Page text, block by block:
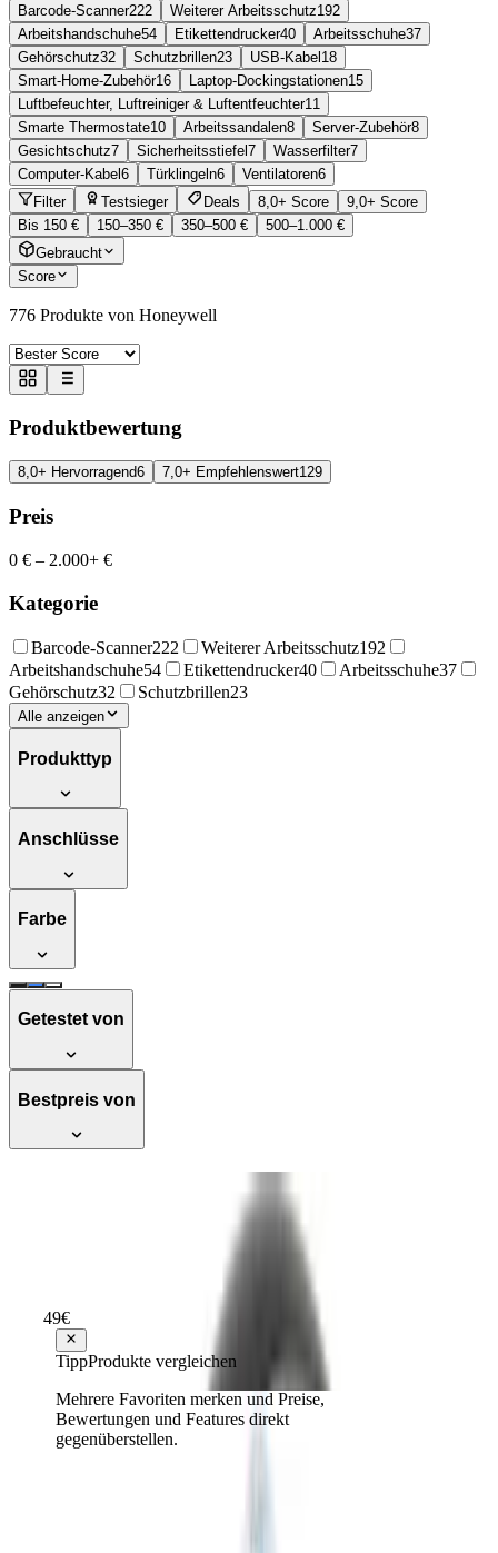
Barcode-Scanner222 Weiterer Arbeitsschutz192
Arbeitshandschuhe54 Etikettendrucker40 Arbeitsschuhe37
Gehörschutz32 Schutzbrillen23 USB-Kabel 18
Smart-Home-Zubehör16 Laptop-Dockingstationen15
Luftbefeuchter, Luftreiniger & Luftentfeuchter11
Smarte Thermostate10 Arbeitssandalen8 Server-Zubehör8
Gesichtschutz7 Sicherheitsstiefel 7 Wasserfilter7
Computer-Kabel 6 Türklingeln6 Ventilatoren6
Filter
Testsieger Deals 8,0+ Score
9,0+ Score
Bis 150 €
150–350 € 350–500 €
500–1.000 €
Gebraucht
Score
776 Produkte von Honeywell
Produktbewertung
8,0+ Hervorragend6 7,0+ Empfehlenswert129
Preis
0 € – 2.000+ €
Kategorie
Barcode-Scanner222 Weiterer Arbeitsschutz192
Arbeitshandschuhe54 Etikettendrucker40 Arbeitsschuhe37
Gehörschutz32 Schutzbrillen23
Alle anzeigen
Produkttyp
Anschlüsse
Farbe
Getestet von
Bestpreis von
geräuscharmer Turbo-Ventilator
Empfehlenswert
Testsieger Score
49€
Honeywell HYF260E4 Quiet-Set
Turmventilator (mit Fernbedienung, 1
TippProdukte vergleichen
Mehrere Favoriten merken und Preise,
Bewertungen und Features direkt
gegenüberstellen.